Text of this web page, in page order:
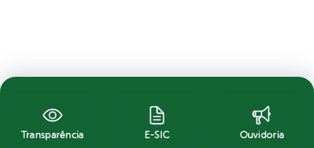
Transparência E-SIC Ouvidoria